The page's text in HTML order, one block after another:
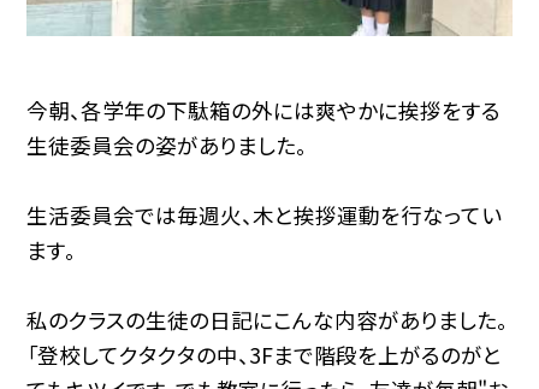
今朝、各学年の下駄箱の外には爽やかに挨拶をする
生徒委員会の姿がありました。
生活委員会では毎週火、木と挨拶運動を行なってい
ます。
私のクラスの生徒の日記にこんな内容がありました。
「登校してクタクタの中、3Fまで階段を上がるのがと